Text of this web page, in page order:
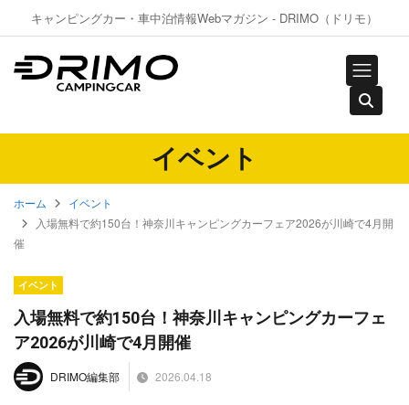
キャンピングカー・車中泊情報Webマガジン - DRIMO（ドリモ）
イベント
ホーム
イベント
入場無料で約150台！神奈川キャンピングカーフェア2026が川崎で4月開
催
イベント
入場無料で約150台！神奈川キャンピングカーフェ
ア2026が川崎で4月開催
DRIMO編集部 2026.04.18